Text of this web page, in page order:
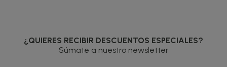
¿QUIERES RECIBIR DESCUENTOS ESPECIALES?
Súmate a nuestro newsletter